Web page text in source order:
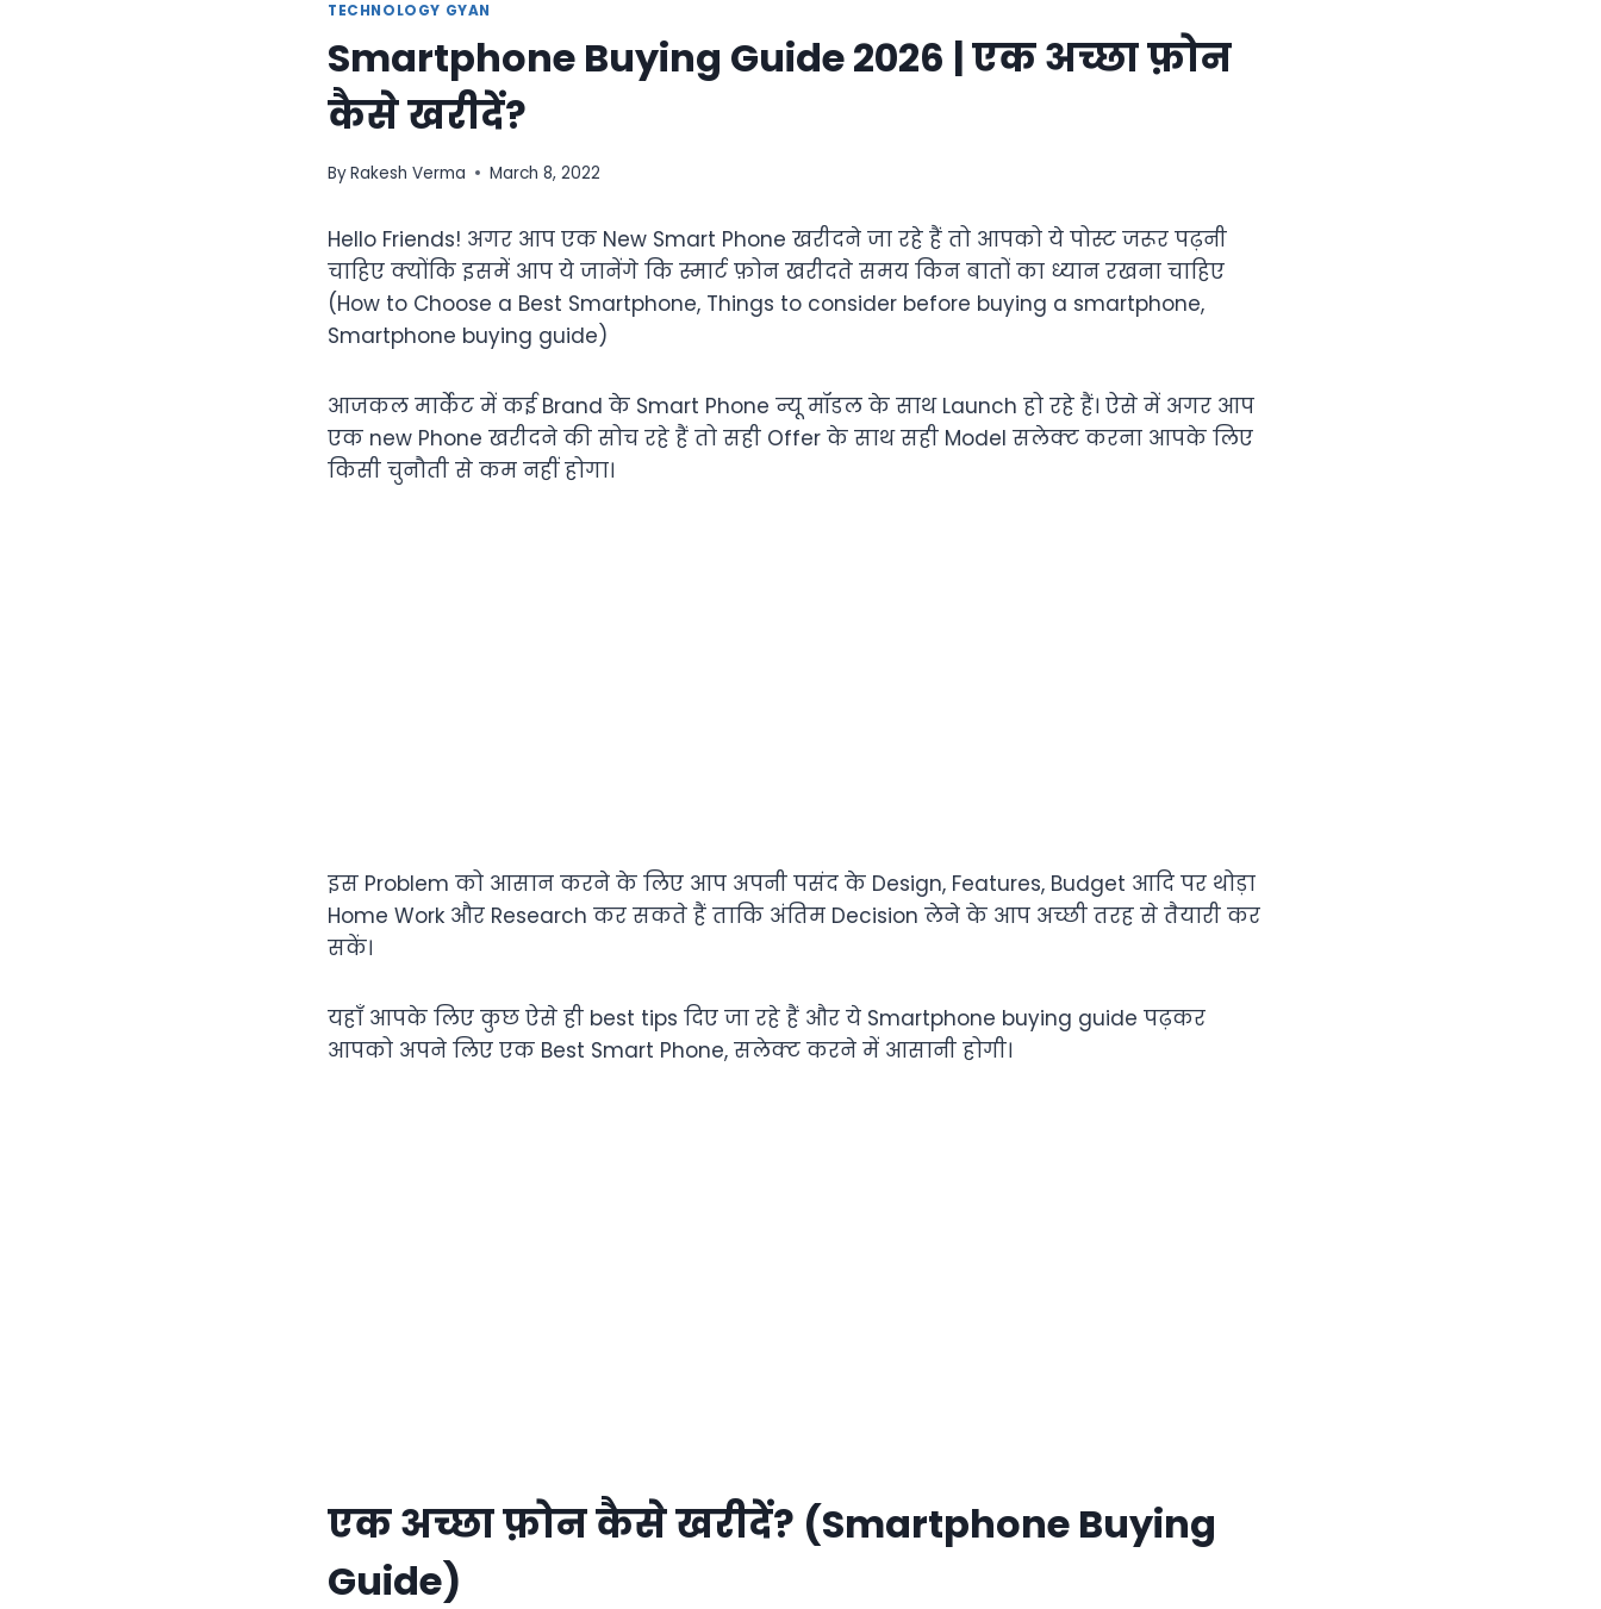
TECHNOLOGY GYAN
Smartphone Buying Guide 2026 | एक अच्छा फ़ोन
कैसे खरीदें?
ByRakesh Verma March 8, 2022
Hello Friends! अगर आप एक New Smart Phone खरीदने जा रहे हैं तो आपको ये पोस्ट जरूर पढ़नी
चाहिए क्योंकि इसमें आप ये जानेंगे कि स्मार्ट फ़ोन खरीदते समय किन बातों का ध्यान रखना चाहिए
(How to Choose a Best Smartphone, Things to consider before buying a smartphone,
Smartphone buying guide)
आजकल मार्केट में कई Brand के Smart Phone न्यू मॉडल के साथ Launch हो रहे हैं। ऐसे में अगर आप
एक new Phone खरीदने की सोच रहे हैं तो सही Offer के साथ सही Model सलेक्ट करना आपके लिए
किसी चुनौती से कम नहीं होगा।
इस Problem को आसान करने के लिए आप अपनी पसंद के Design, Features, Budget आदि पर थोड़ा
Home Work और Research कर सकते हैं ताकि अंतिम Decision लेने के आप अच्छी तरह से तैयारी कर
सकें।
यहाँ आपके लिए कुछ ऐसे ही best tips दिए जा रहे हैं और ये Smartphone buying guide पढ़कर
आपको अपने लिए एक Best Smart Phone, सलेक्ट करने में आसानी होगी।
एक अच्छा फ़ोन कैसे खरीदें? (Smartphone Buying
Guide)